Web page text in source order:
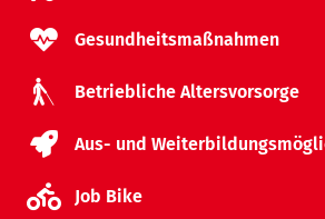
Gesundheitsmaßnahmen
Betriebliche Altersvorsorge
Aus- und
Job Bike